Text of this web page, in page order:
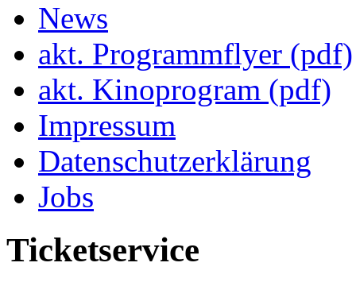
News
akt. Programmflyer (pdf)
akt. Kinoprogram (pdf)
Impressum
Datenschutzerklärung
Jobs
Ticketservice